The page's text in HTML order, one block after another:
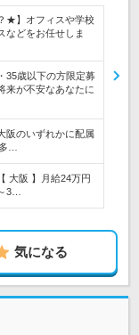
★】オフィスや学校
などをお任せしま
35歳以下の方限定募
が不安なあなたに
阪のいずれかに配属
…
大阪 】月給24万円
3…
気になる